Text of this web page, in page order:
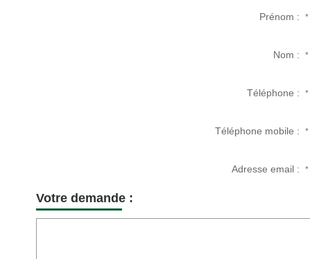
Prénom :*
Nom :*
Téléphone :*
Téléphone mobile :*
Adresse email :*
Votre demande :